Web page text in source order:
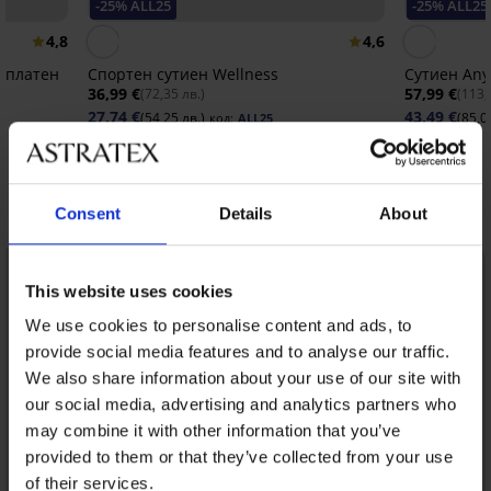
Consent Details About
This website uses cookies
We use cookies to personalise content and ads, to
provide social media features and to analyse our traffic.
We also share information about your use of our site with
our social media, advertising and analytics partners who
may combine it with other information that you’ve
provided to them or that they’ve collected from your use
of their services.
4,8
-25% ALL25
4,6
Спортен сутиен Wellness
36,99 €(72,35 лв.)
27,74 €(54,25 лв.) код: ALL25
-25% ALL25
Сутиен
57,99 €
43,49 €
Открийте подобни артикули